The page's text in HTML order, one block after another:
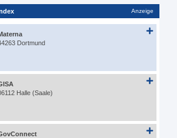
Anzeige
Dortmund
Halle (Saale)